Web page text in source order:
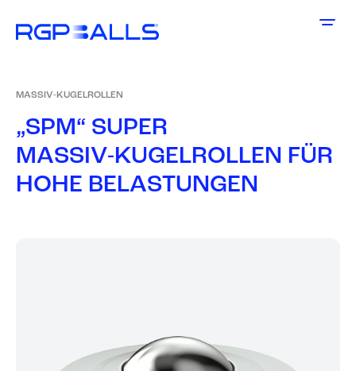
MASSIV-KUGELROLLEN
„SPM“ SUPER
MASSIV-KUGELROLLEN FÜR
HOHE BELASTUNGEN